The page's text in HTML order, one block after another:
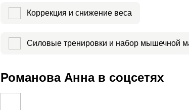
Коррекция и снижение веса
Силовые тренировки и набор мышечной
Романова Анна в соцсетях